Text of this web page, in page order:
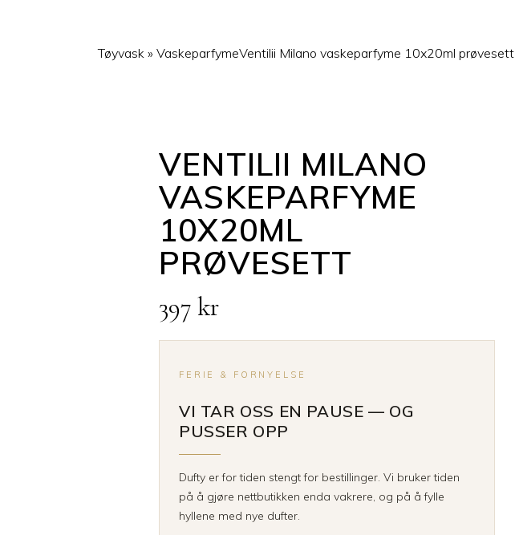
Tøyvask » VaskeparfymeVentilii Milano vaskeparfyme 10x20ml prøvesett
VENTILII MILANO
VASKEPARFYME
10X20ML
PRØVESETT
397 kr
FERIE & FORNYELSE
VI TAR OSS EN PAUSE — OG
PUSSER OPP
Dufty er for tiden stengt for bestillinger. Vi bruker tiden
på å gjøre nettbutikken enda vakrere, og på å fylle
hyllene med nye dufter.